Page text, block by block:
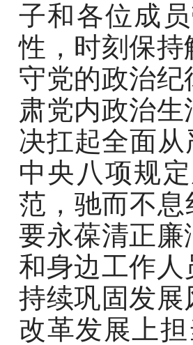
子和各位成
性，时刻保
守党的政治
肃党内政治
决扛起全面
中央八项规
范，驰而不息
要永葆清正
和身边工作
持续巩固发
改革发展上